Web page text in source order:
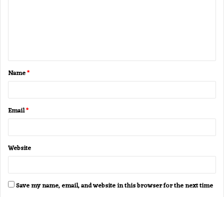
t
*
Name*
Email*
Website
Save my name, email, and website in this browser for the next time